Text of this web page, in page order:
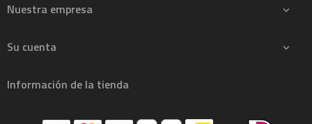
Nuestra empresa 
Su cuenta 
Información de la tienda